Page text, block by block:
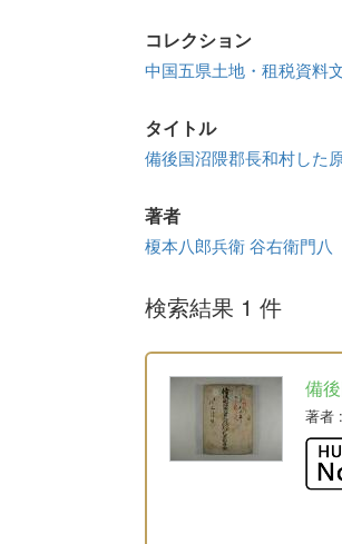
コレクション
中国五県土地・租税資料
タイトル
備後国沼隈郡長和村した
著者
榎本八郎兵衛 谷右衛門八
検索結果 1 件
備
著者